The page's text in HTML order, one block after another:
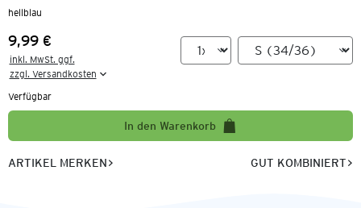
hellblau
Preis:
9,99 €
inkl. MwSt. ggf.
zzgl. Versandkosten
Verfügbar
In den Warenkorb
ARTIKEL MERKEN GUT KOMBINIERT